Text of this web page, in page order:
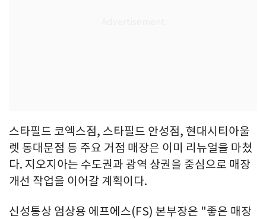
스타필드 코엑스점, 스타필드 안성점, 현대시티아울
렛 동대문점 등 주요 거점 매장은 이미 리뉴얼을 마쳤
다. 지오지아는 수도권과 광역 상권을 중심으로 매장
개선 작업을 이어갈 계획이다.
신성통상 엄상용 에프에스(FS) 본부장은 "좋은 매장